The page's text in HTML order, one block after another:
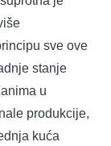
sve ove
stanje
u
produkcije,
kuća